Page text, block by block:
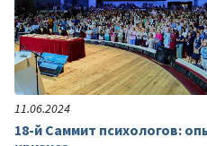
11.06.2024
18-й Саммит психологов: